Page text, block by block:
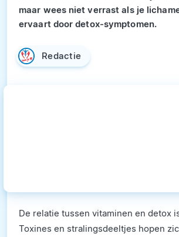
maar wees niet verrast als je
ervaart door detox-symptomen.
Redactie
De relatie tussen vitaminen en detox
Toxines en stralingsdeeltjes hopen